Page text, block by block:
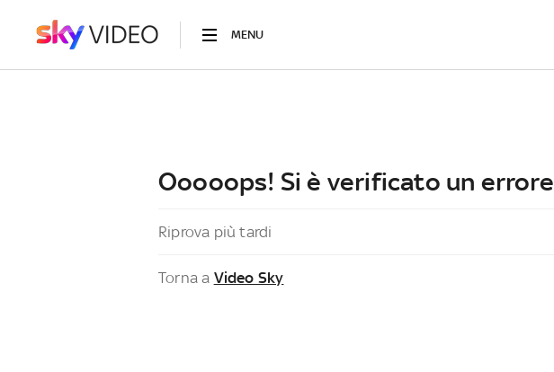
MENU
Ooooops! Si è verificato un errore
Riprova più tardi
Torna a Video Sky